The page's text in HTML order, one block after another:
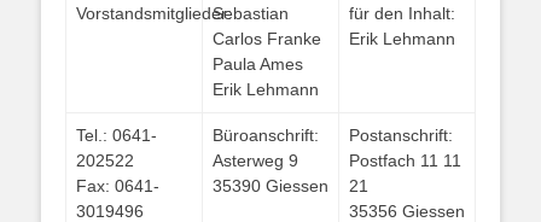
Vorstandsmitglieder:Sebastian
Carlos Franke
Paula Ames
Erik Lehmann
für den Inhalt:
Erik Lehmann
Tel.: 0641-
202522
Fax: 0641-
3019496
Büroanschrift:
Asterweg 9
35390 Giessen
Postanschrift:
Postfach 11 11
21
35356 Giessen